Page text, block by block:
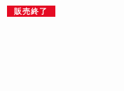
販売終了